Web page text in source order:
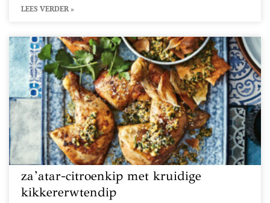
LEES VERDER »
za’atar-citroenkip met kruidige
kikkererwtendip